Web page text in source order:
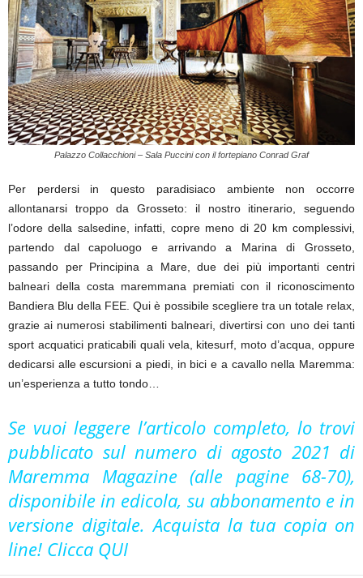
Palazzo Collacchioni – Sala Puccini con il fortepiano Conrad Graf
Per perdersi in questo paradisiaco ambiente non occorre
allontanarsi troppo da Grosseto: il nostro itinerario, seguendo
l’odore della salsedine, infatti, copre meno di 20 km complessivi,
partendo dal capoluogo e arrivando a Marina di Grosseto,
passando per Principina a Mare, due dei più importanti centri
balneari della costa maremmana premiati con il riconoscimento
Bandiera Blu della FEE. Qui è possibile scegliere tra un totale relax,
grazie ai numerosi stabilimenti balneari, divertirsi con uno dei tanti
sport acquatici praticabili quali vela, kitesurf, moto d’acqua, oppure
dedicarsi alle escursioni a piedi, in bici e a cavallo nella Maremma:
un’esperienza a tutto tondo…
Se vuoi leggere l’articolo completo, lo trovi
pubblicato sul numero di agosto 2021 di
Maremma Magazine (alle pagine 68-70),
disponibile in edicola, su abbonamento e in
versione digitale. Acquista la tua copia on
line! Clicca QUI